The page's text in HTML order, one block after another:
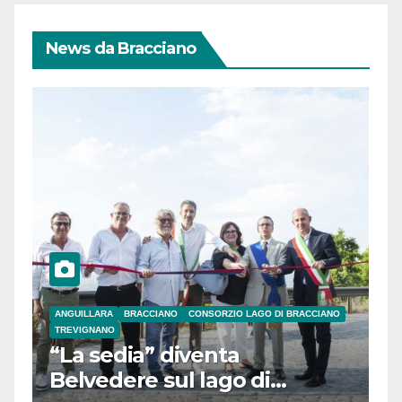
News da Bracciano
ANGUILLARA BRACCIANO
CONSORZIO LAGO DI BRACCIANO
TREVIGNANO
“La sedia” diventa
Belvedere sul lago di